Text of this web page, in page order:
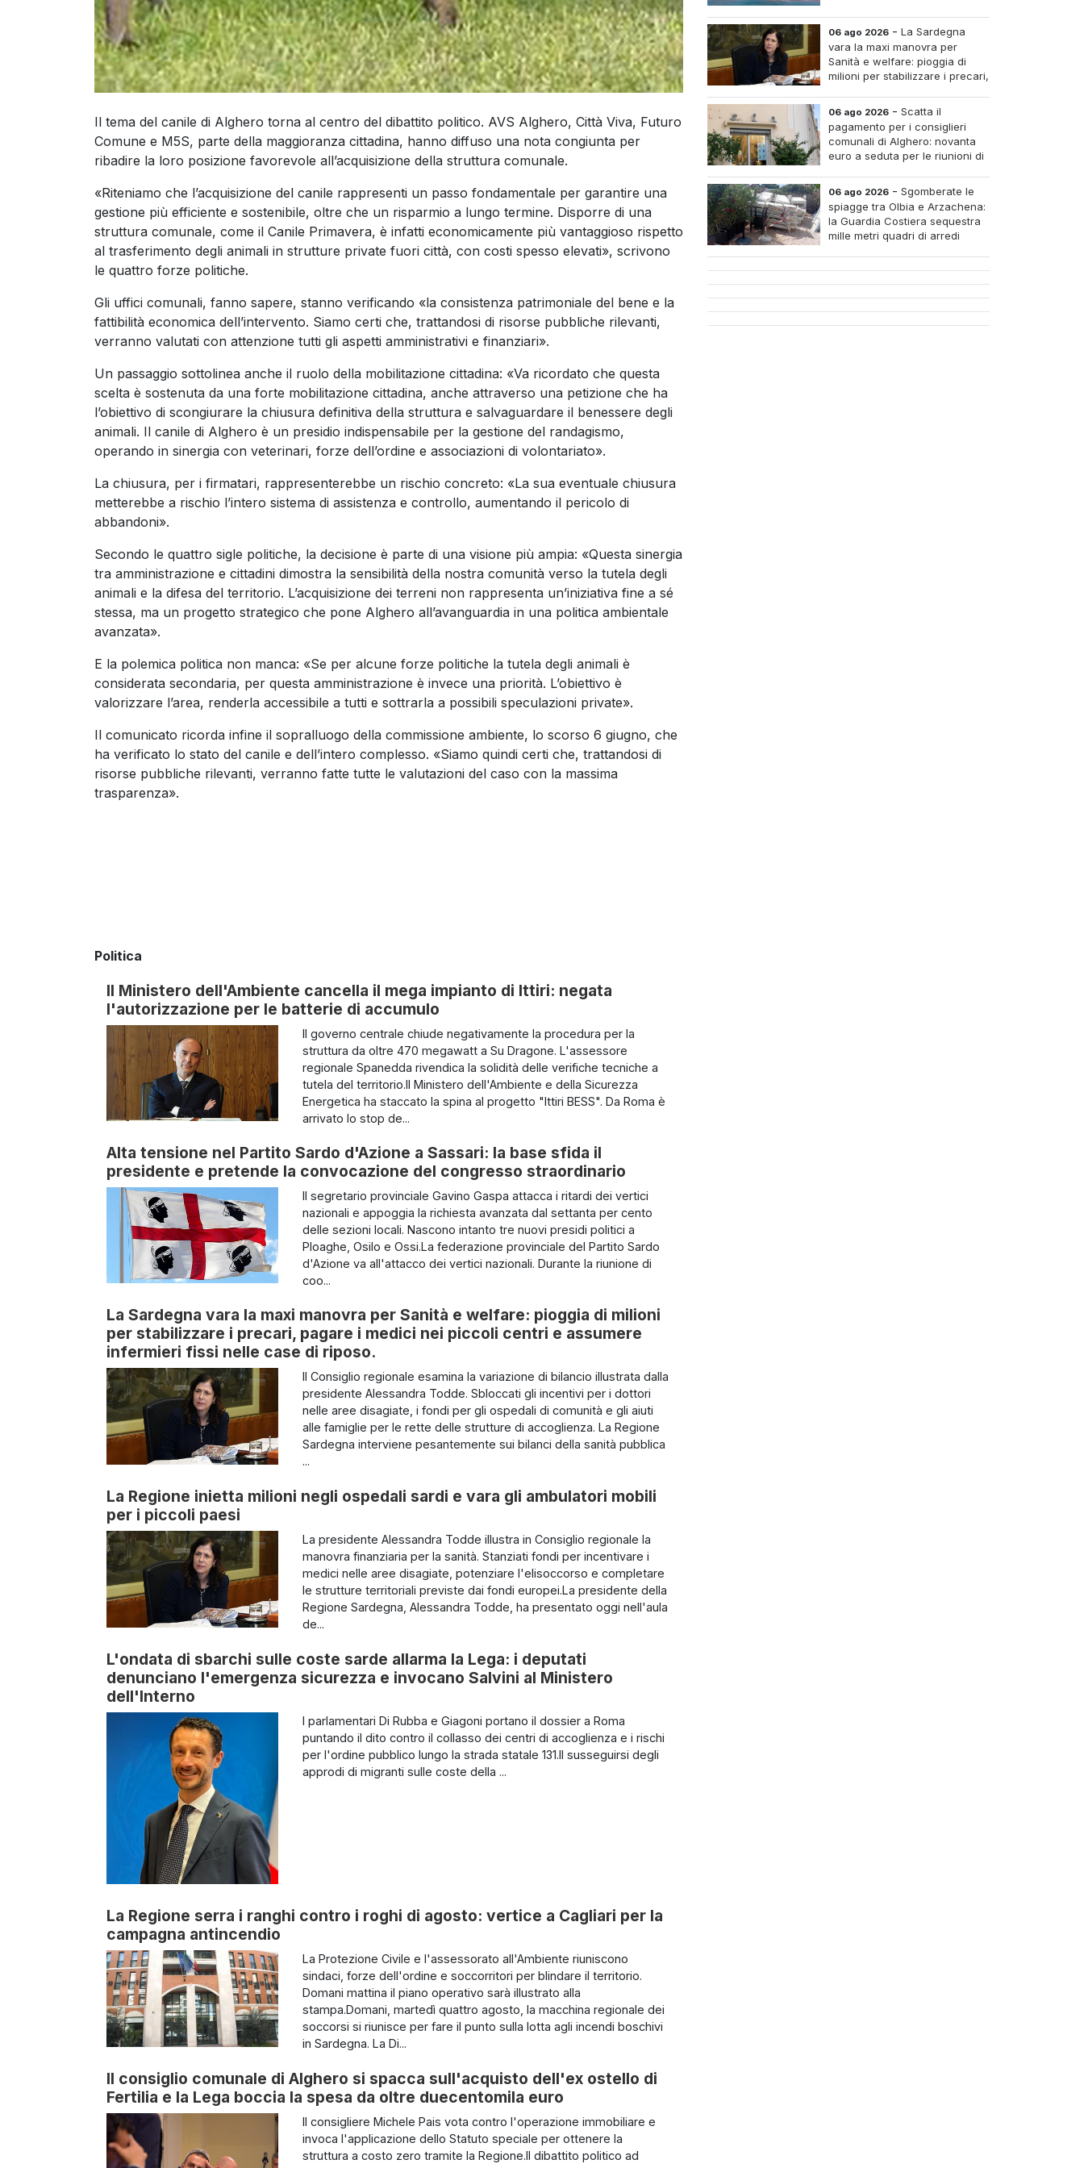
Il tema del canile di Alghero torna al centro del dibattito politico. AVS Alghero, Città Viva, Futuro
Comune e M5S, parte della maggioranza cittadina, hanno diffuso una nota congiunta per
ribadire la loro posizione favorevole all’acquisizione della struttura comunale.
«Riteniamo che l’acquisizione del canile rappresenti un passo fondamentale per garantire una
gestione più efficiente e sostenibile, oltre che un risparmio a lungo termine. Disporre di una
struttura comunale, come il Canile Primavera, è infatti economicamente più vantaggioso rispetto
al trasferimento degli animali in strutture private fuori città, con costi spesso elevati», scrivono
le quattro forze politiche.
Gli uffici comunali, fanno sapere, stanno verificando «la consistenza patrimoniale del bene e la
fattibilità economica dell’intervento. Siamo certi che, trattandosi di risorse pubbliche rilevanti,
verranno valutati con attenzione tutti gli aspetti amministrativi e finanziari».
Un passaggio sottolinea anche il ruolo della mobilitazione cittadina: «Va ricordato che questa
scelta è sostenuta da una forte mobilitazione cittadina, anche attraverso una petizione che ha
l’obiettivo di scongiurare la chiusura definitiva della struttura e salvaguardare il benessere degli
animali. Il canile di Alghero è un presidio indispensabile per la gestione del randagismo,
operando in sinergia con veterinari, forze dell’ordine e associazioni di volontariato».
La chiusura, per i firmatari, rappresenterebbe un rischio concreto: «La sua eventuale chiusura
metterebbe a rischio l’intero sistema di assistenza e controllo, aumentando il pericolo di
abbandoni».
Secondo le quattro sigle politiche, la decisione è parte di una visione più ampia: «Questa sinergia
tra amministrazione e cittadini dimostra la sensibilità della nostra comunità verso la tutela degli
animali e la difesa del territorio. L’acquisizione dei terreni non rappresenta un’iniziativa fine a sé
stessa, ma un progetto strategico che pone Alghero all’avanguardia in una politica ambientale
avanzata».
E la polemica politica non manca: «Se per alcune forze politiche la tutela degli animali è
considerata secondaria, per questa amministrazione è invece una priorità. L’obiettivo è
valorizzare l’area, renderla accessibile a tutti e sottrarla a possibili speculazioni private».
Il comunicato ricorda infine il sopralluogo della commissione ambiente, lo scorso 6 giugno, che
ha verificato lo stato del canile e dell’intero complesso. «Siamo quindi certi che, trattandosi di
risorse pubbliche rilevanti, verranno fatte tutte le valutazioni del caso con la massima
trasparenza».
Politica
Il Ministero dell'Ambiente cancella il mega impianto di Ittiri: negata
l'autorizzazione per le batterie di accumulo
Il governo centrale chiude negativamente la procedura per la
struttura da oltre 470 megawatt a Su Dragone. L'assessore
regionale Spanedda rivendica la solidità delle verifiche tecniche a
tutela del territorio.Il Ministero dell'Ambiente e della Sicurezza
Energetica ha staccato la spina al progetto "Ittiri BESS". Da Roma è
arrivato lo stop de...
Alta tensione nel Partito Sardo d'Azione a Sassari: la base sfida il
presidente e pretende la convocazione del congresso straordinario
Il segretario provinciale Gavino Gaspa attacca i ritardi dei vertici
nazionali e appoggia la richiesta avanzata dal settanta per cento
delle sezioni locali. Nascono intanto tre nuovi presidi politici a
Ploaghe, Osilo e Ossi.La federazione provinciale del Partito Sardo
d'Azione va all'attacco dei vertici nazionali. Durante la riunione di
coo...
La Sardegna vara la maxi manovra per Sanità e welfare: pioggia di milioni
per stabilizzare i precari, pagare i medici nei piccoli centri e assumere
infermieri fissi nelle case di riposo.
Il Consiglio regionale esamina la variazione di bilancio illustrata dalla
presidente Alessandra Todde. Sbloccati gli incentivi per i dottori
nelle aree disagiate, i fondi per gli ospedali di comunità e gli aiuti
alle famiglie per le rette delle strutture di accoglienza. La Regione
Sardegna interviene pesantemente sui bilanci della sanità pubblica
...
La Regione inietta milioni negli ospedali sardi e vara gli ambulatori mobili
per i piccoli paesi
La presidente Alessandra Todde illustra in Consiglio regionale la
manovra finanziaria per la sanità. Stanziati fondi per incentivare i
medici nelle aree disagiate, potenziare l'elisoccorso e completare
le strutture territoriali previste dai fondi europei.La presidente della
Regione Sardegna, Alessandra Todde, ha presentato oggi nell'aula
de...
L'ondata di sbarchi sulle coste sarde allarma la Lega: i deputati
denunciano l'emergenza sicurezza e invocano Salvini al Ministero
dell'Interno
I parlamentari Di Rubba e Giagoni portano il dossier a Roma
puntando il dito contro il collasso dei centri di accoglienza e i rischi
per l'ordine pubblico lungo la strada statale 131.Il susseguirsi degli
approdi di migranti sulle coste della ...
La Regione serra i ranghi contro i roghi di agosto: vertice a Cagliari per la
campagna antincendio
La Protezione Civile e l'assessorato all'Ambiente riuniscono
sindaci, forze dell'ordine e soccorritori per blindare il territorio.
Domani mattina il piano operativo sarà illustrato alla
stampa.Domani, martedì quattro agosto, la macchina regionale dei
soccorsi si riunisce per fare il punto sulla lotta agli incendi boschivi
in Sardegna. La Di...
Il consiglio comunale di Alghero si spacca sull'acquisto dell'ex ostello di
Fertilia e la Lega boccia la spesa da oltre duecentomila euro
Il consigliere Michele Pais vota contro l'operazione immobiliare e
invoca l'applicazione dello Statuto speciale per ottenere la
struttura a costo zero tramite la Regione.Il dibattito politico ad
06 ago 2026 - La Sardegna
vara la maxi manovra per
Sanità e welfare: pioggia di
milioni per stabilizzare i precari,
centri e assumere infermieri fissi nelle case di riposo.
06 ago 2026 - Scatta il
pagamento per i consiglieri
comunali di Alghero: novanta
euro a seduta per le riunioni di
06 ago 2026 - Sgomberate le
spiagge tra Olbia e Arzachena:
la Guardia Costiera sequestra
mille metri quadri di arredi